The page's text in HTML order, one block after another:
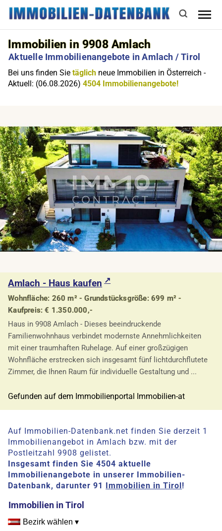
Immobilien in 9908 Amlach
Aktuelle Immobilienangebote in Amlach / Tirol
Bei uns finden Sietäglich neue Immobilien in Österreich -
Aktuell: (06.08.2026)4504 Immobilienangebote!
Amlach - Haus kaufen
Wohnfläche: 260 m² - Grundstücksgröße: 699 m² -
Kaufpreis: € 1.350.000,-
Haus in 9908 Amlach - Dieses beeindruckende
Familienwohnhaus verbindet modernste Annehmlichkeiten
mit einer traumhaften Ruhelage. Auf einer großzügigen
Wohnfläche erstrecken sich insgesamt fünf lichtdurchflutete
Zimmer, die Ihnen Raum für individuelle Gestaltung und ...
Gefunden auf dem Immobilienportal Immobilien-at
Auf Immobilien-Datenbank.net finden Sie derzeit 1
Immobilienangebot in Amlach bzw. mit der
Postleitzahl 9908 gelistet.
Insgesamt finden Sie 4504 aktuelle
Immobilienangebote in unserer Immobilien-
Datenbank, darunter 91
Immobilien in Tirol !
Immobilien in Tirol
Bezirk wählen ▾